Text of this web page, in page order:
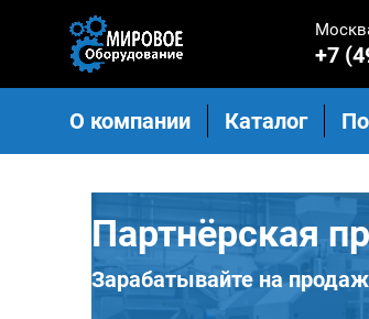
+7
О компании Каталог
Партнёрская
Зарабатывайте на